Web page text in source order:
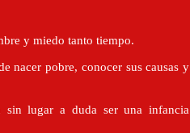
y miedo tanto tiempo.
nacer pobre, conocer sus causas y
sin lugar a duda ser una infancia